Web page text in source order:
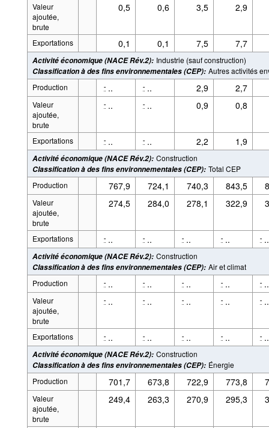
Valeur
ajoutée,
brute
0,5 0,6 3,5 2,9
Exportations 0,1 0,1 7,5 7,7
Activité économique (NACE Rév.2): Industrie (sauf construction)
Classification à des fins environnementales (CEP): Autres activités
Production
- .. - .. 2,9 2,7
Valeur
ajoutée,
brute
- .. - .. 0,9 0,8
Exportations - .. - .. 2,2 1,9
Activité économique (NACE Rév.2): Construction
Classification à des fins environnementales (CEP): Total CEP
Production
767,9 724,1 740,3 843,5
Valeur
ajoutée,
brute
274,5 284,0 278,1 322,9
Exportations - .. - .. - .. - .. - ..
Activité économique (NACE Rév.2): Construction
Classification à des fins environnementales (CEP): Air et climat
Production
- .. - .. - .. - .. - ..
Valeur
ajoutée,
brute
- .. - .. - .. - .. - ..
Exportations - .. - .. - .. - .. - ..
Activité économique (NACE Rév.2): Construction
Classification à des fins environnementales (CEP): Énergie
Production
701,7 673,8 722,9 773,8
Valeur
ajoutée,
brute
249,4 263,3 270,9 295,3